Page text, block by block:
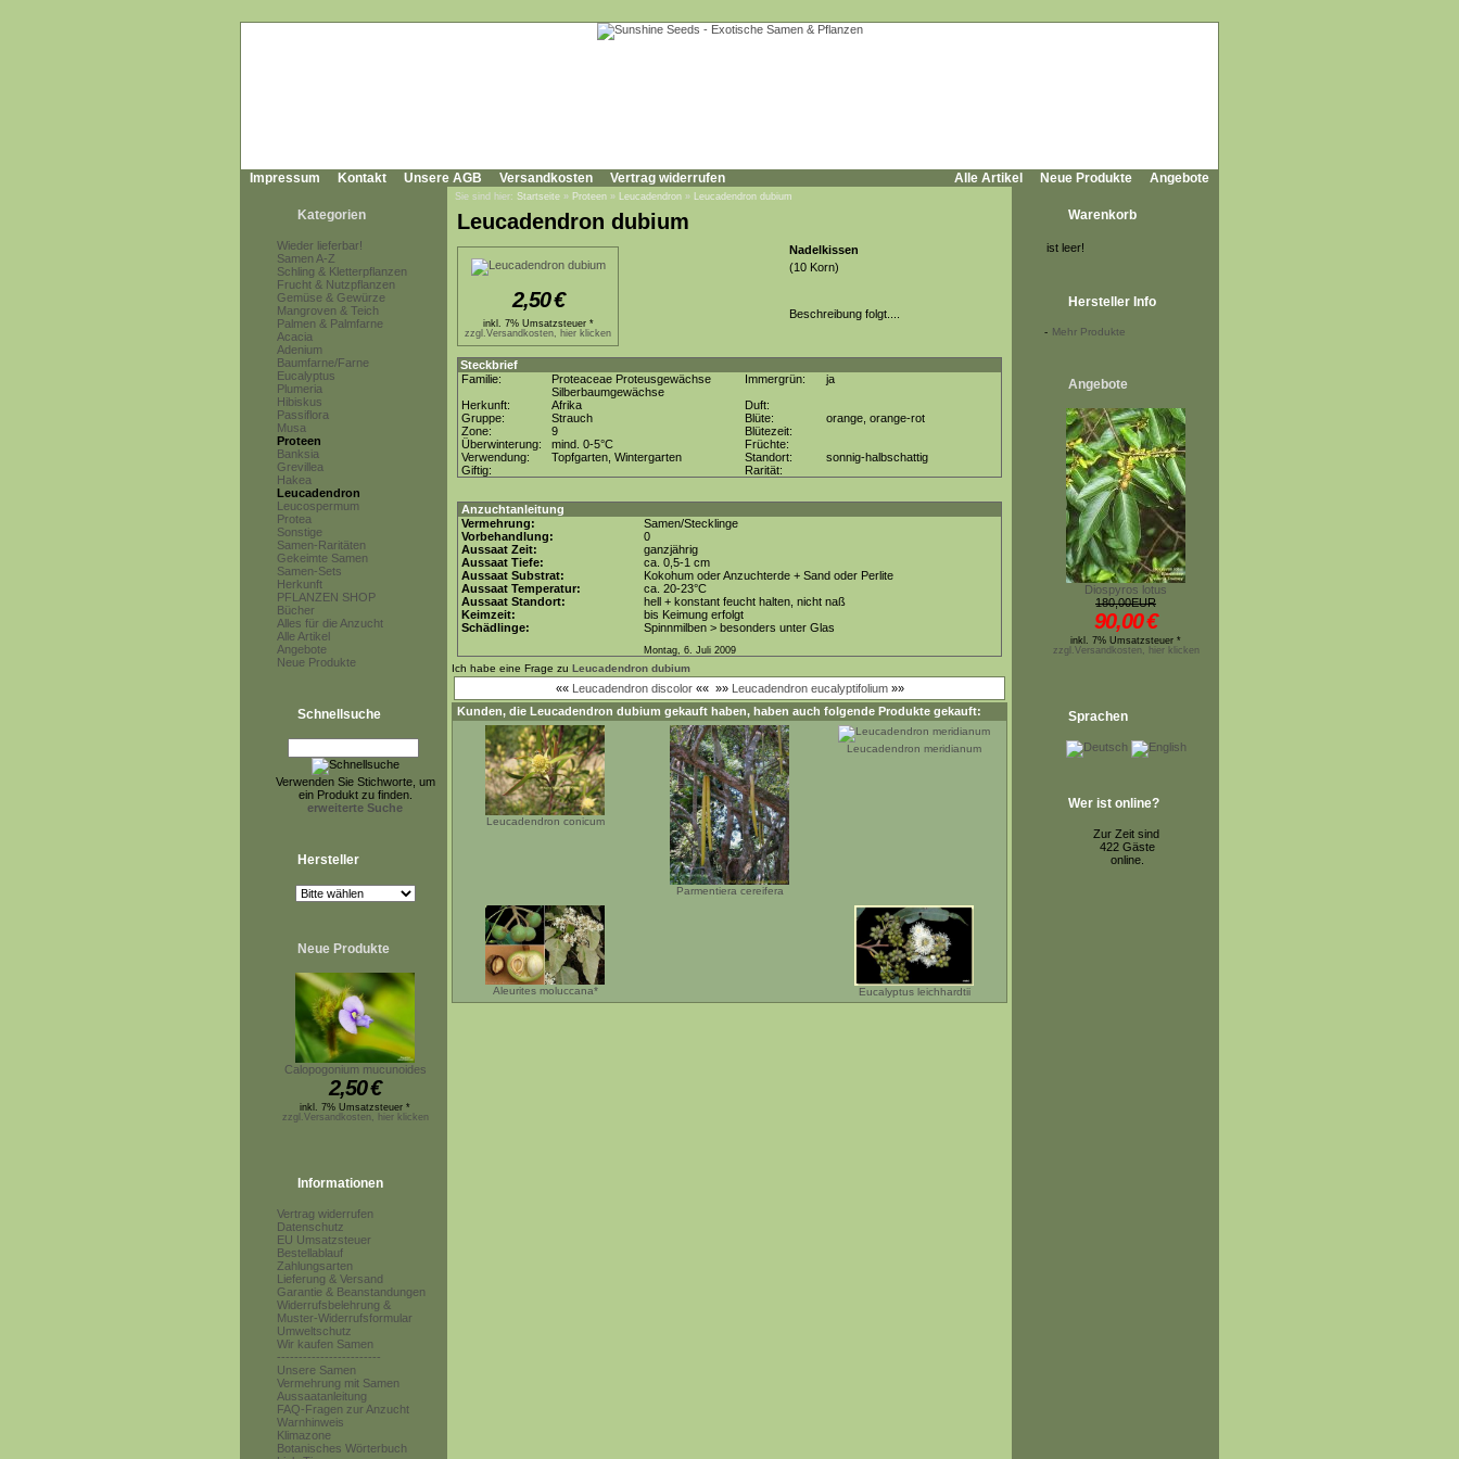
Impressum Kontakt Unsere AGB Versandkosten Vertrag widerrufen Alle Artikel Neue Produkte Angebote
Kategorien
Wieder lieferbar!
Samen A-Z
Schling & Kletterpflanzen
Frucht & Nutzpflanzen
Gemüse & Gewürze
Mangroven & Teich
Palmen & Palmfarne
Acacia
Adenium
Baumfarne/Farne
Eucalyptus
Plumeria
Hibiskus
Passiflora
Musa
Proteen
Banksia
Grevillea
Hakea
Leucadendron
Leucospermum
Protea
Sonstige
Samen-Raritäten
Gekeimte Samen
Samen-Sets
Herkunft
PFLANZEN SHOP
Bücher
Alles für die Anzucht
Alle Artikel
Angebote
Neue Produkte
Schnellsuche
Verwenden Sie Stichworte, um
ein Produkt zu finden.
erweiterte Suche
Hersteller
Neue Produkte
Calopogonium mucunoides
2,50€
inkl. 7% Umsatzsteuer *
zzgl.Versandkosten, hier klicken
Informationen
Vertrag widerrufen
Datenschutz
EU Umsatzsteuer
Bestellablauf
Zahlungsarten
Lieferung & Versand
Garantie & Beanstandungen
Widerrufsbelehrung &
Muster-Widerrufsformular
Umweltschutz
Wir kaufen Samen
------------------------
Unsere Samen
Vermehrung mit Samen
Aussaatanleitung
FAQ-Fragen zur Anzucht
Warnhinweis
Klimazone
Botanisches Wörterbuch
Sie sind hier: Startseite » Proteen » Leucadendron » Leucadendron dubium
Leucadendron dubium
2,50€
inkl. 7% Umsatzsteuer *
zzgl.Versandkosten, hier klicken
Nadelkissen
(10 Korn)
Beschreibung folgt....
Steckbrief
Familie:
Proteaceae Proteusgewächse
Silberbaumgewächse
Immergrün:
ja
Herkunft:
Afrika
Duft:
Gruppe:
Strauch Blüte:
orange, orange-rot
Zone:
9
Blütezeit:
Überwinterung:
mind. 0-5°C
Früchte:
Verwendung:
Topfgarten, Wintergarten Standort:
sonnig-halbschattig
Giftig:
Rarität:
Anzuchtanleitung
Vermehrung:
Samen/Stecklinge
Vorbehandlung:
0
Aussaat Zeit:
ganzjährig
Aussaat Tiefe:
ca. 0,5-1 cm
Aussaat Substrat:
Kokohum oder Anzuchterde + Sand oder Perlite
Aussaat Temperatur:
ca. 20-23°C
Aussaat Standort:
hell + konstant feucht halten, nicht naß
Keimzeit:
bis Keimung erfolgt
Schädlinge:
Spinnmilben > besonders unter Glas
Montag, 6. Juli 2009
Ich habe eine Frage zu Leucadendron dubium
«« Leucadendron discolor«« »» Leucadendron eucalyptifolium»»
Kunden, die Leucadendron dubium gekauft haben, haben auch folgende Produkte gekauft:
Leucadendron conicum
Parmentiera cereifera
Leucadendron meridianum
Aleurites moluccana* Eucalyptus leichhardtii
Warenkorb
ist leer!
Hersteller Info
- Mehr Produkte
Angebote
Diospyros lotus
180,00EUR
90,00€
inkl. 7% Umsatzsteuer *
zzgl.Versandkosten, hier klicken
Sprachen
Wer ist online?
Zur Zeit sind
422 Gäste
online.